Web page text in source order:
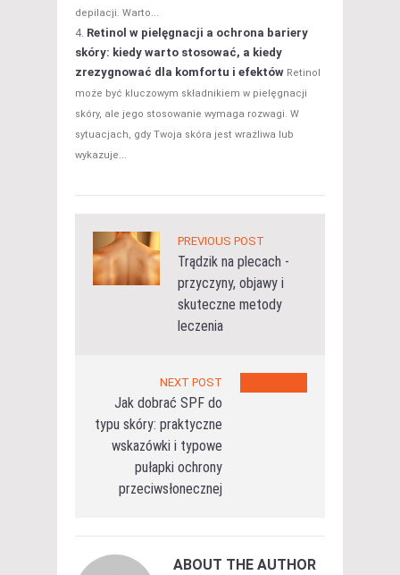
depilacji. Warto...
Retinol w pielęgnacji a ochrona bariery
skóry: kiedy warto stosować, a kiedy
zrezygnować dla komfortu i efektów Retinol
może być kluczowym składnikiem w pielęgnacji
skóry, ale jego stosowanie wymaga rozwagi. W
sytuacjach, gdy Twoja skóra jest wrażliwa lub
wykazuje...
PREVIOUS POST
Trądzik na plecach -
przyczyny, objawy i
skuteczne metody
leczenia
NEXT POST
Jak dobrać SPF do
typu skóry: praktyczne
wskazówki i typowe
pułapki ochrony
przeciwsłonecznej
ABOUT THE AUTHOR